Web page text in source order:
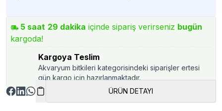
5 saat 29 dakika içinde sipariş verirseniz bugün
kargoda!
Kargoya Teslim
Akvaryum bitkileri kategorisindeki siparişler ertesi
gün kargo için hazırlanmaktadır.
ÜRÜN DETAYI